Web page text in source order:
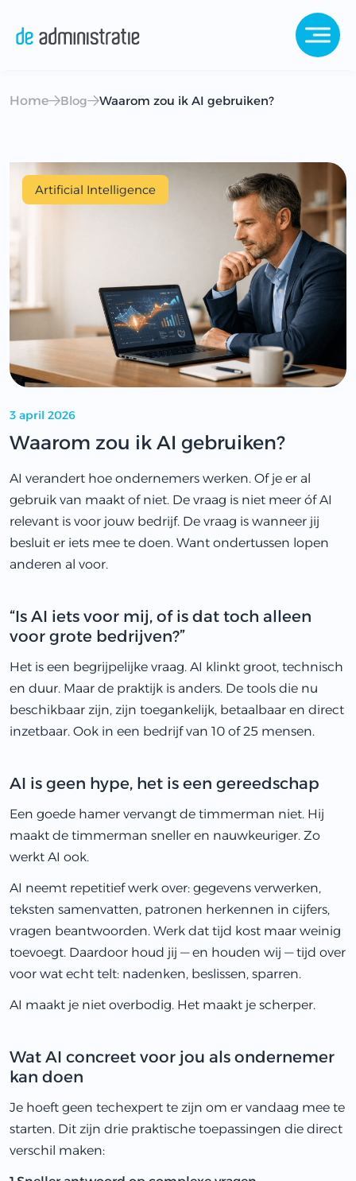
Home Blog Waarom zou ik AI gebruiken?
Artificial Intelligence
3 april 2026
Waarom zou ik AI gebruiken?
AI verandert hoe ondernemers werken. Of je er al
gebruik van maakt of niet. De vraag is niet meer óf AI
relevant is voor jouw bedrijf. De vraag is wanneer jij
besluit er iets mee te doen. Want ondertussen lopen
anderen al voor.
“Is AI iets voor mij, of is dat toch alleen
voor grote bedrijven?”
Het is een begrijpelijke vraag. AI klinkt groot, technisch
en duur. Maar de praktijk is anders. De tools die nu
beschikbaar zijn, zijn toegankelijk, betaalbaar en direct
inzetbaar. Ook in een bedrijf van 10 of 25 mensen.
AI is geen hype, het is een gereedschap
Een goede hamer vervangt de timmerman niet. Hij
maakt de timmerman sneller en nauwkeuriger. Zo
werkt AI ook.
AI neemt repetitief werk over: gegevens verwerken,
teksten samenvatten, patronen herkennen in cijfers,
vragen beantwoorden. Werk dat tijd kost maar weinig
toevoegt. Daardoor houd jij — en houden wij — tijd over
voor wat echt telt: nadenken, beslissen, sparren.
AI maakt je niet overbodig. Het maakt je scherper.
Wat AI concreet voor jou als ondernemer
kan doen
Je hoeft geen techexpert te zijn om er vandaag mee te
starten. Dit zijn drie praktische toepassingen die direct
verschil maken: